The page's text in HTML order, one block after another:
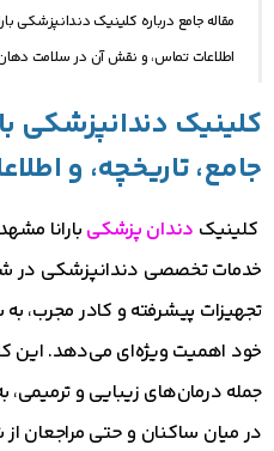
مقاله جامع درباره کلینیک دندانپزشکی
اطلاعات تماس، و نقش آن در سلامت
کلینیک دندانپزشکی
جامع، تاریخچه، و
کلینیک دندان پزشکی بارانا
خدمات تخصصی دندانپزشکی در
تجهیزات پیشرفته و کادر مجرب،
خود اهمیت ویژه‌ای می‌دهد. این
جمله درمان‌های زیبایی و
در میان ساکنان و حتی مراجعان